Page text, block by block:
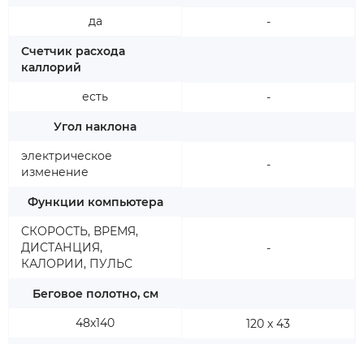
да
Счетчик расхода
каллорий
есть
Угол наклона
электрическое
изменение
Функции компьютера
CКОРОСТЬ, ВРЕМЯ,
ДИСТАНЦИЯ,
КАЛОРИИ, ПУЛЬС
Беговое полотно, см
48х140
-
-
-
-
120 х 43